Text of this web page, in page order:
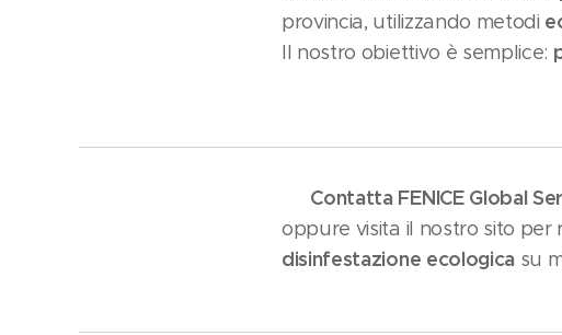
provincia, utilizzando metodi
Il nostro obiettivo è semplice:
Contatta FENICE Global
oppure visita il nostro sito per
disinfestazione ecologica su